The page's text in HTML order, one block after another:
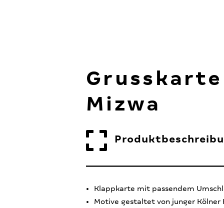
Mizwa

Klappkarte mit passendem
Motive gestaltet von junger Kölner